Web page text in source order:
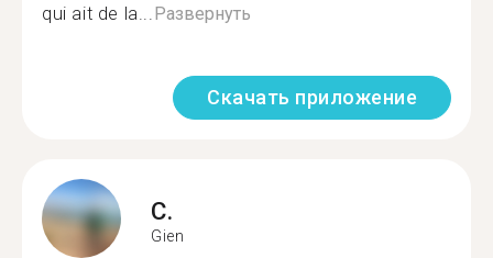
qui ait de la...Развернуть
Скачать приложение
C.
Gien